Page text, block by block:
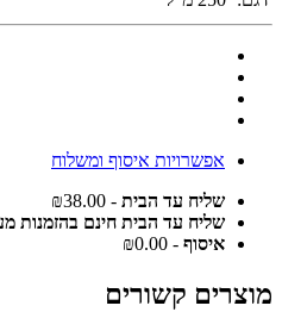
אפשרויות איסוף ומשלוח
שליח עד הבית - ₪38.00
שליח עד הבית חינם בהזמנות מעל 299
איסוף - ₪0.00
מוצרים קשורים